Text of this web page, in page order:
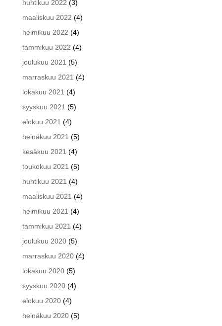
huhtikuu 2022 (3)
maaliskuu 2022 (4)
helmikuu 2022 (4)
tammikuu 2022 (4)
joulukuu 2021 (5)
marraskuu 2021 (4)
lokakuu 2021 (4)
syyskuu 2021 (5)
elokuu 2021 (4)
heinäkuu 2021 (5)
kesäkuu 2021 (4)
toukokuu 2021 (5)
huhtikuu 2021 (4)
maaliskuu 2021 (4)
helmikuu 2021 (4)
tammikuu 2021 (4)
joulukuu 2020(5)
marraskuu 2020(4)
lokakuu 2020(5)
syyskuu 2020(4)
elokuu 2020(4)
heinäkuu 2020(5)